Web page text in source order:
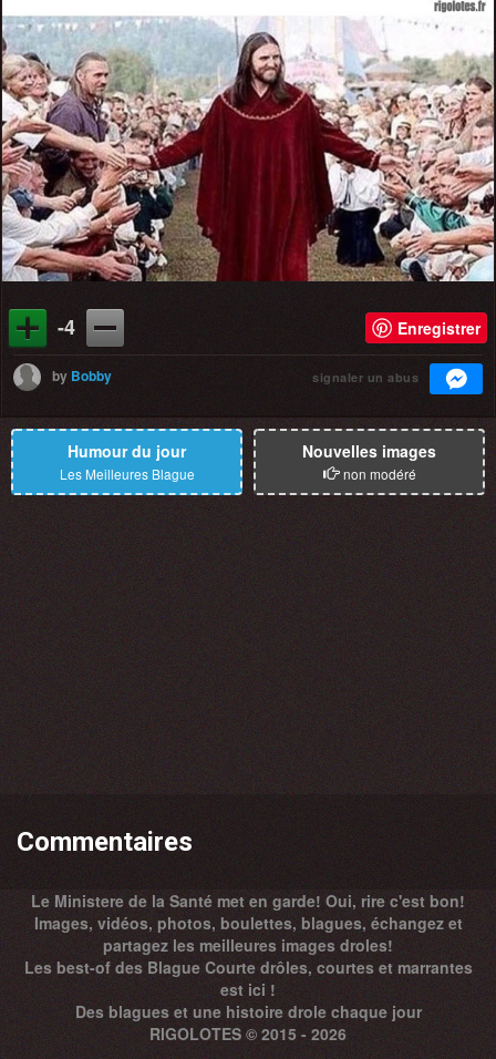
-4 Enregistrer
by Bobby signaler un abus
Humour du jour
Les Meilleures Blague
Nouvelles images
non modéré
Commentaires
Le Ministere de la Santé met en garde! Oui, rire c'est bon!
Images, vidéos, photos, boulettes, blagues, échangez et
partagez les meilleures images droles!
Les best-of des Blague Courte drôles, courtes et marrantes
est ici !
Des blagueset une histoire drole chaque jour
RIGOLOTES © 2015 - 2026